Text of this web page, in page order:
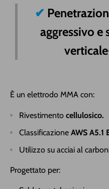
✔
aggressivo e
È un elettrodo MMA con:
Rivestimento cellulosico.
Classificazione AWS A5.1
Utilizzo su acciai al
Progettato per: